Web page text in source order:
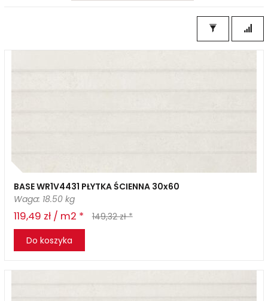
BASE WR1V4431 PŁYTKA ŚCIENNA 30x60
Waga: 18.50 kg
119,49 zł / m2 *
149,32 zł *
Do koszyka